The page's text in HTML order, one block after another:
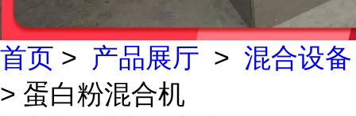
首页 > 产品展厅 > 混合设备
> 蛋白粉混合机